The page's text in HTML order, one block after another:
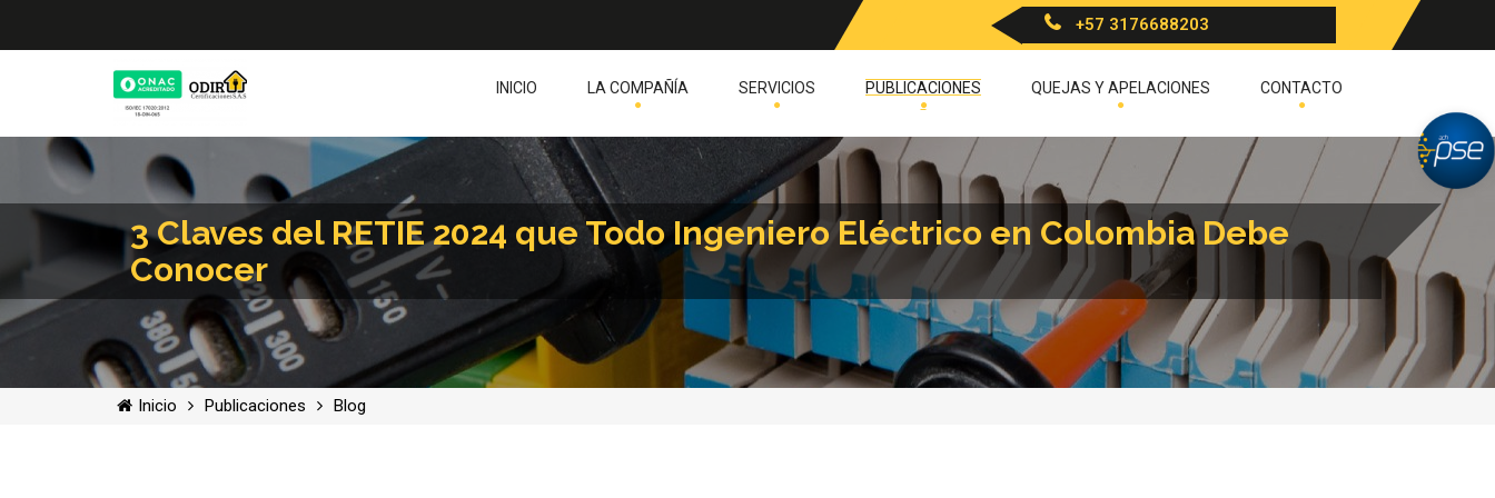
+57 3176688203
INICIO LA COMPAÑÍA SERVICIOS PUBLICACIONES QUEJAS Y APELACIONES CONTACTO
3 Claves del RETIE 2024 que Todo Ingeniero Eléctrico en Colombia Debe
Conocer
Inicio Publicaciones Blog